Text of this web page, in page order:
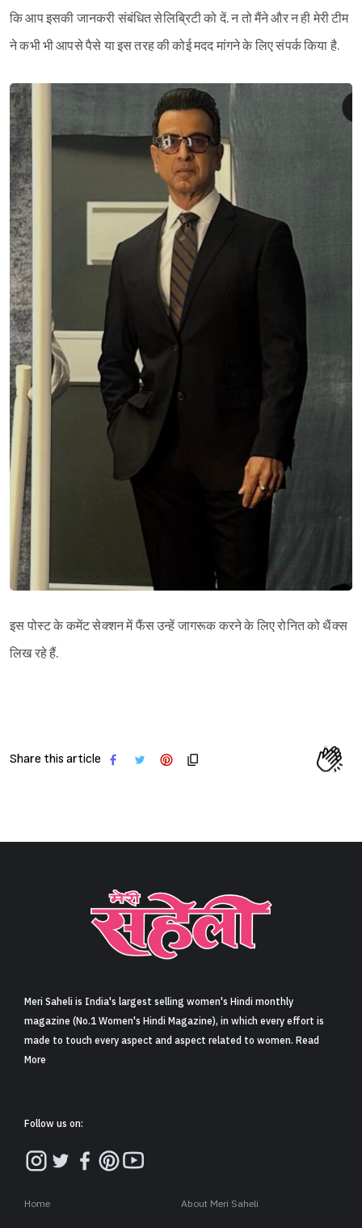
कि आप इसकी जानकरी संबंधित सेलिब्रिटी को दें. न तो मैंने और न ही मेरी टीम
ने कभी भी आपसे पैसे या इस तरह की कोई मदद मांगने के लिए संपर्क किया है.
इस पोस्ट के कमेंट सेक्शन में फैंस उन्हें जागरूक करने के लिए रोनित को थैंक्स
लिख रहे हैं.
Share this article
Meri Saheli is India's largest selling women's Hindi monthly
magazine (No.1 Women's Hindi Magazine), in which every effort is
made to touch every aspect and aspect related to women. Read
More
Follow us on:
Home About Meri Saheli